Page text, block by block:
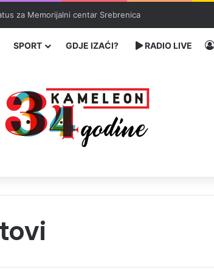
i dedu, pa pucao na nastavnike i đake
SPORT GDJE IZAĆI? RADIO LIVE